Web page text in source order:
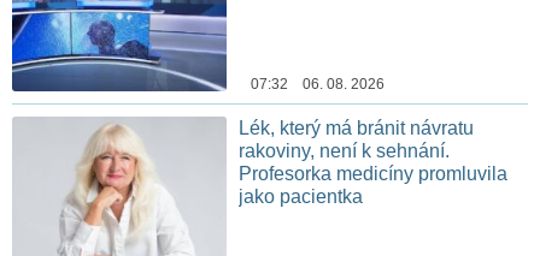
07:32 06. 08. 2026
Lék, který má bránit návratu
rakoviny, není k sehnání.
Profesorka medicíny promluvila
jako pacientka